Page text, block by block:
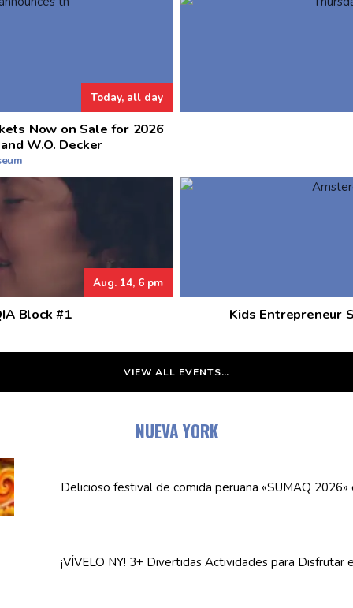
Today, all day
Now on Sale for 2026
W.O. Decker
Aug. 14, 6 pm
Block #1 Kids Entrepreneur
VIEW ALL EVENTS…
NUEVA YORK
Delicioso festival de comida peruana «SUMAQ
¡VÍVELO NY! 3+ Divertidas Actividadespara Disfrutar